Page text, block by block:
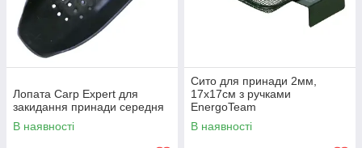
Лопата Carp Expert для
закидання принади середня
В наявності
Сито для принади 2мм,
17x17см з ручками
EnergoTeam
В наявності